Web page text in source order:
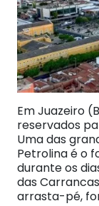
Em Juazeiro
reservados
Uma das
Petrolina é o
durante os
das
arrasta-pé,